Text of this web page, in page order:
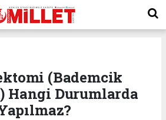
(Bademcik
Hangi Durumlarda